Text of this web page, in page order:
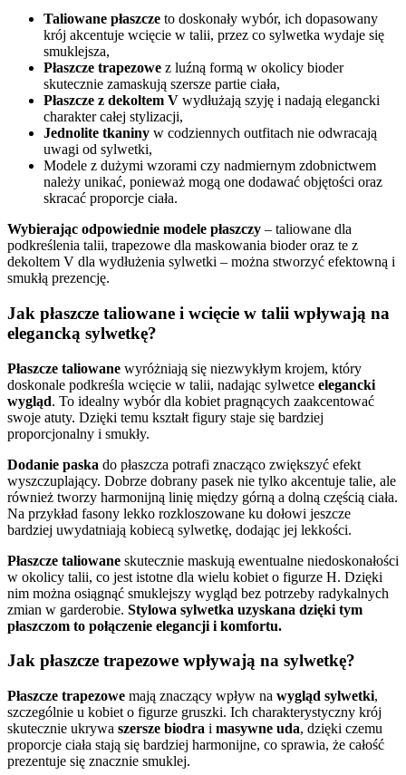
Taliowane płaszcze to doskonały wybór, ich dopasowany
krój akcentuje wcięcie w talii, przez co sylwetka wydaje się
smuklejsza,
Płaszcze trapezowe z luźną formą w okolicy bioder
skutecznie zamaskują szersze partie ciała,
Płaszcze z dekoltem V wydłużają szyję i nadają elegancki
charakter całej stylizacji,
Jednolite tkaniny w codziennych outfitach nie odwracają
uwagi od sylwetki,
Modele z dużymi wzorami czy nadmiernym zdobnictwem
należy unikać, ponieważ mogą one dodawać objętości oraz
skracać proporcje ciała.
Wybierając odpowiednie modele płaszczy – taliowane dla
podkreślenia talii, trapezowe dla maskowania bioder oraz te z
dekoltem V dla wydłużenia sylwetki – można stworzyć efektowną i
smukłą prezencję.
Jak płaszcze taliowane i wcięcie w talii wpływają na
elegancką sylwetkę?
Płaszcze taliowane wyróżniają się niezwykłym krojem, który
doskonale podkreśla wcięcie w talii, nadając sylwetce elegancki
wygląd. To idealny wybór dla kobiet pragnących zaakcentować
swoje atuty. Dzięki temu kształt figury staje się bardziej
proporcjonalny i smukły.
Dodanie paska do płaszcza potrafi znacząco zwiększyć efekt
wyszczuplający. Dobrze dobrany pasek nie tylko akcentuje talie, ale
również tworzy harmonijną linię między górną a dolną częścią ciała.
Na przykład fasony lekko rozkloszowane ku dołowi jeszcze
bardziej uwydatniają kobiecą sylwetkę, dodając jej lekkości.
Płaszcze taliowane skutecznie maskują ewentualne niedoskonałości
w okolicy talii, co jest istotne dla wielu kobiet o figurze H. Dzięki
nim można osiągnąć smuklejszy wygląd bez potrzeby radykalnych
zmian w garderobie. Stylowa sylwetka uzyskana dzięki tym
płaszczom to połączenie elegancji i komfortu.
Jak płaszcze trapezowe wpływają na sylwetkę?
Płaszcze trapezowe mają znaczący wpływ na wygląd sylwetki,
szczególnie u kobiet o figurze gruszki. Ich charakterystyczny krój
skutecznie ukrywa szersze biodra i masywne uda, dzięki czemu
proporcje ciała stają się bardziej harmonijne, co sprawia, że całość
prezentuje się znacznie smuklej.